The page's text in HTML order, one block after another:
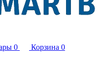
0 Корзина 0